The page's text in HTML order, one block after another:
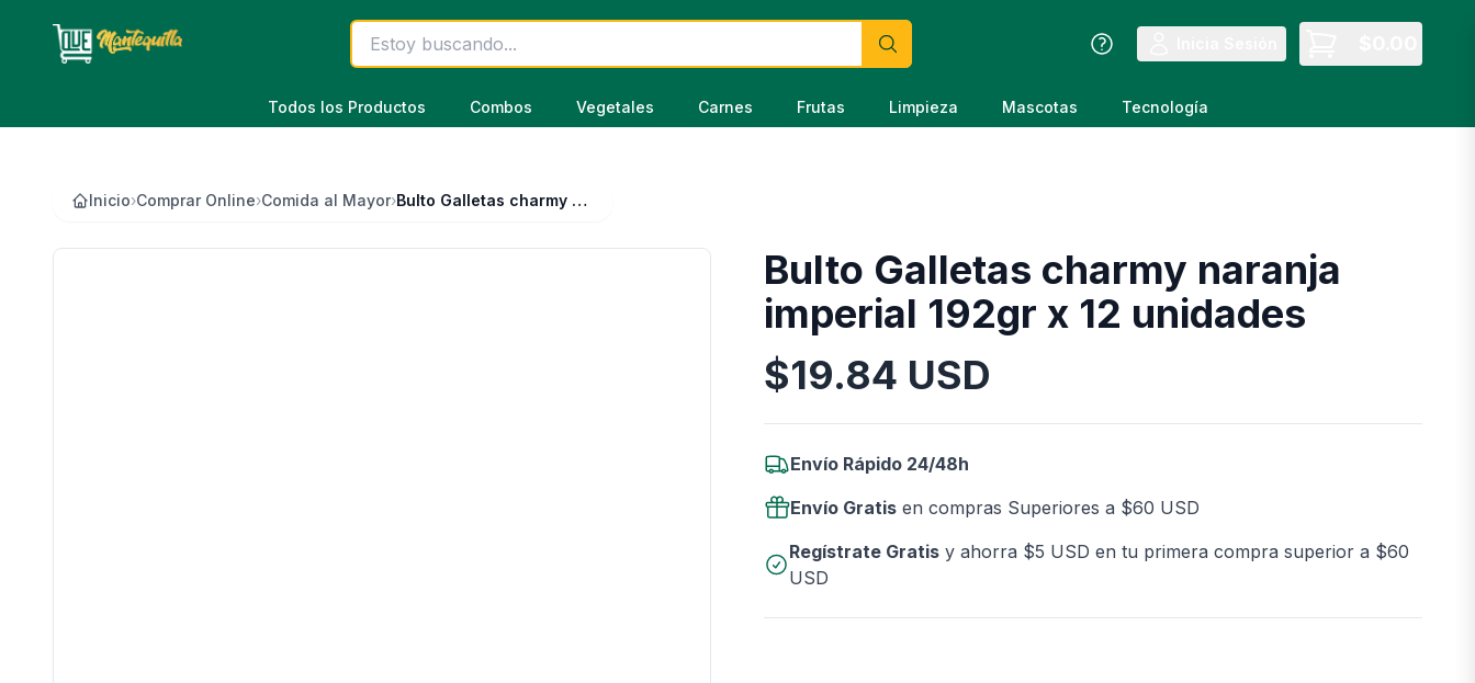
Todos los Productos Combos Vegetales Carnes Frutas Limpieza Mascotas Tecnología
Inicio›Comprar Online›Comida al Mayor› Bulto Galletas charmy naranja imperial 192gr x 12 unidades
Bulto Galletas charmy naranja
imperial 192gr x 12 unidades
Información del Producto
$19.84 USD
Envío Rápido 24/48h
Envío Gratis en compras Superiores a $60 USD
Regístrate Gratisy ahorra $5 USD en tu primera compra superior a $60
USD